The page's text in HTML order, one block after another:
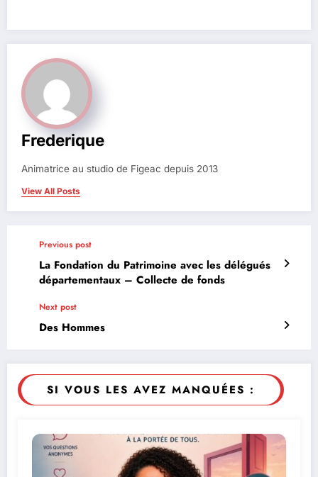
Frederique
Animatrice au studio de Figeac depuis 2013
View All Posts
Previous post
La Fondation du Patrimoine avec les délégués
départementaux – Collecte de fonds
Next post
Des Hommes
SI VOUS LES AVEZ MANQUÉES :